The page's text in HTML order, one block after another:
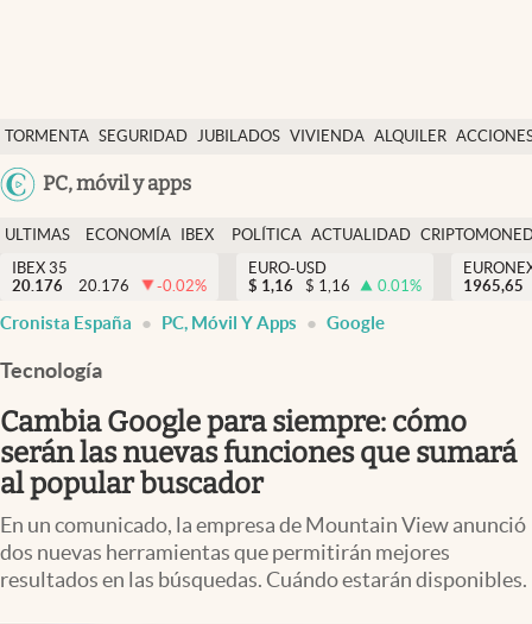
TORMENTA SEGURIDAD JUBILADOS VIVIENDA ALQUILER
USA
PC, móvil y apps
Economía y finanzas
Política
Actualidad
Criptomonedas
España
ULTIMAS
NOTICIAS
ECONOMÍA
FINANZAS
IBEX
EURO
POLÍTICA ACTUALIDAD
IBEX 35
20.176
20.176 -0.02%
EURO-USD
$ 1,16 $ 1,16 0.01%
1965,65
Cronista España PC, Móvil Y Apps Google
Tecnología
Cambia Google para siempre: cómo
serán las nuevas funciones que sumará
al popular buscador
En un comunicado, la empresa de Mountain View anunció
dos nuevas herramientas que permitirán mejores
resultados en las búsquedas. Cuándo estarán disponibles.